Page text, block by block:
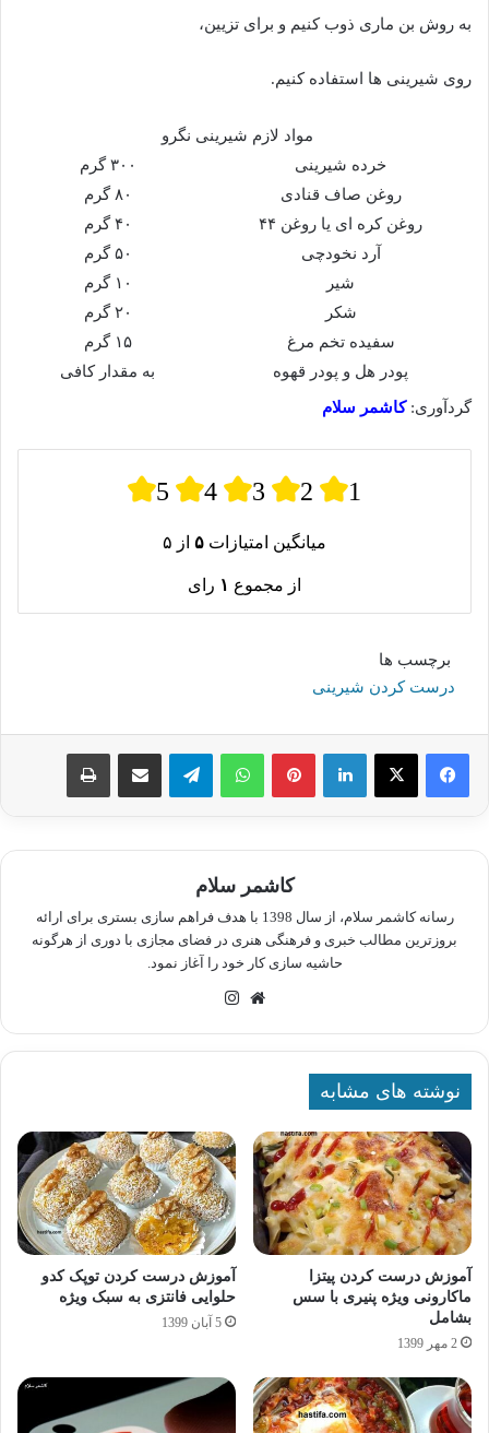
به روش بن ماری ذوب کنیم و برای تزیین،
روی شیرینی ها استفاده کنیم.
مواد لازم شیرینی نگرو
خرده شیرینی
۳۰۰ گرم
روغن صاف قنادی
۸۰ گرم
روغن کره ای یا روغن ۴۴
۴۰ گرم
آرد نخودچی
۵۰ گرم
شیر
۱۰ گرم
شکر
۲۰ گرم
سفیده تخم مرغ
۱۵ گرم
پودر هل و پودر قهوه
به مقدار کافی
گردآوری:کاشمر سلام
5 4 3 2 1
میانگین امتیازات ۵ از ۵
از مجموع ۱ رای
برچسب ها
درست کردن شیرینی
لینکدین پینترستواتس آپ تلگرام اشتراک گذاری از طریق ایمیل چاپ
کاشمر سلام
رسانه کاشمر سلام، از سال 1398 با هدف فراهم سازی بستری برای ارائه
بروزترین مطالب خبری و فرهنگی هنری در فضای مجازی با دوری از هرگونه
حاشیه سازی کار خود را آغاز نمود.
وبسایت
نوشته های مشابه
آموزش درست کردن پیتزا
ماکارونی ویژه پنیری با سس
بشامل
2 مهر 1399
آموزش درست کردن توپک کدو
حلوایی فانتزی به سبک ویژه
5 آبان 1399